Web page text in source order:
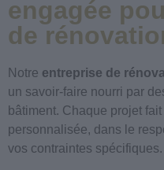
engagée
de
Notre entreprise de
un savoir-faire nourri par
bâtiment. Chaque projet fait
personnalisée, dans le
vos contraintes spécifiques.